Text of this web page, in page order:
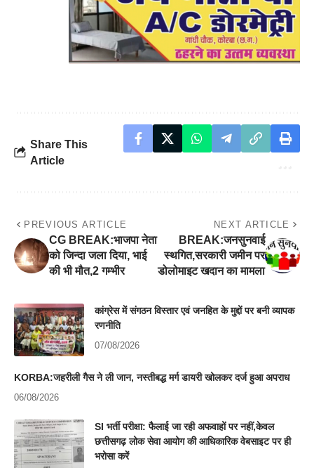
Share This
Article
PREVIOUS ARTICLE
CG BREAK:भाजपा नेता
को जिन्दा जला दिया, भाई
की भी मौत,2 गम्भीर
NEXT ARTICLE
BREAK:जनसुनवाई
स्थगित,सरकारी जमीन पर
डोलोमाइट खदान का मामला
कांग्रेस में संगठन विस्तार एवं जनहित के मुद्दों पर बनी व्यापक
रणनीति
07/08/2026
KORBA:जहरीली गैस ने ली जान, नस्तीबद्ध मर्ग डायरी खोलकर दर्ज हुआ अपराध
06/08/2026
SI भर्ती परीक्षा: फैलाई जा रही अफवाहों पर नहीं,केवल
छत्तीसगढ़ लोक सेवा आयोग की आधिकारिक वेबसाइट पर ही
भरोसा करें